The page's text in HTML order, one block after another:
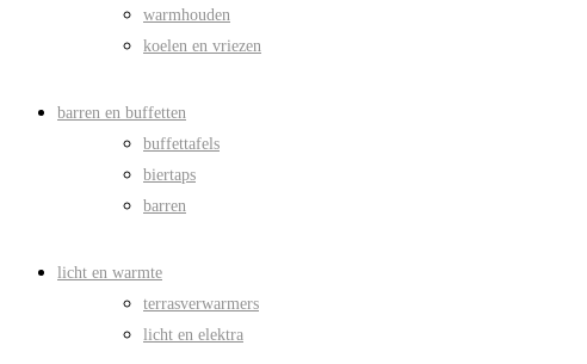
warmhouden
koelen en vriezen
barren en buffetten
buffettafels
biertaps
barren
licht en warmte
terrasverwarmers
licht en elektra